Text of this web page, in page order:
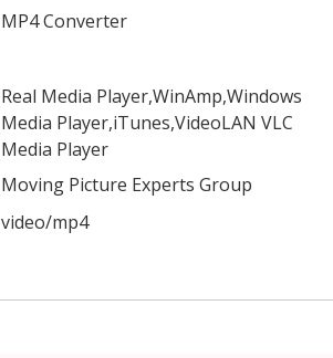
MP4 Converter
Real Media Player,WinAmp,Windows
Media Player,iTunes,VideoLAN VLC
Media Player
Moving Picture Experts Group
video/mp4